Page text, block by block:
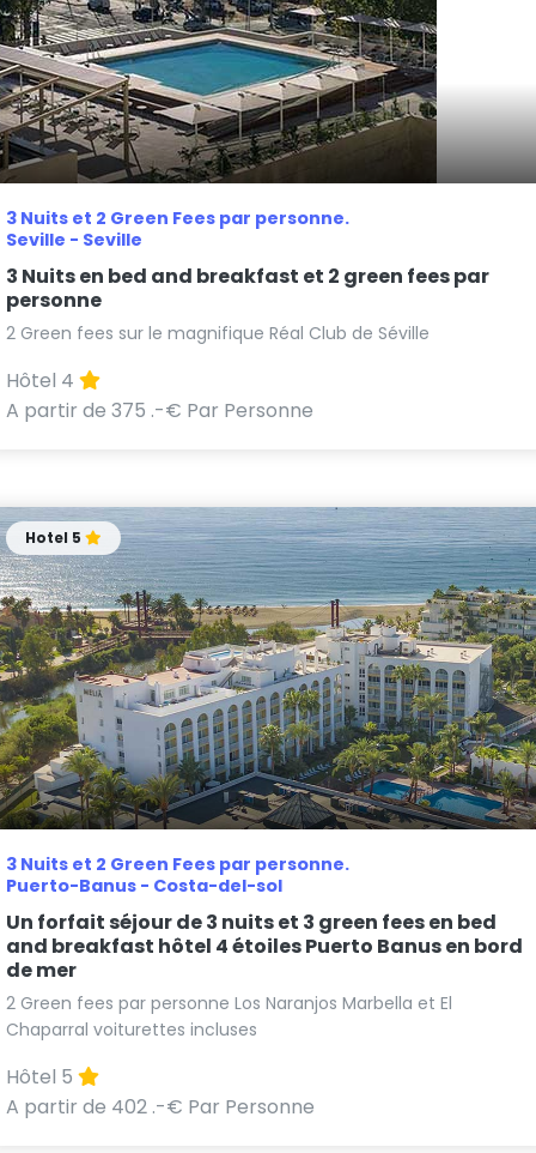
3 Nuits et 2 Green Fees par personne.
Seville - Seville
3 Nuits en bed and breakfast et 2 green fees par
personne
2 Green fees sur le magnifique Réal Club de Séville
Hôtel 4
A partir de 375 .-€ Par Personne
3 Nuits et 2 Green Fees par personne.
Puerto-Banus - Costa-del-sol
Hotel 5
Un forfait séjour de 3 nuits et 3 green fees en bed
and breakfast hôtel 4 étoiles Puerto Banus en bord
de mer
2 Green fees par personne Los Naranjos Marbella et El
Chaparral voiturettes incluses
Hôtel 5
A partir de 402 .-€ Par Personne